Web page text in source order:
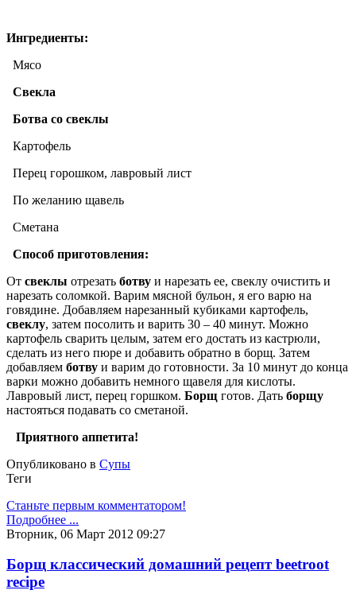
Ингредиенты:
Мясо
Свекла
Ботва со свеклы
Картофель
Перец горошком, лавровый лист
По желанию щавель
Сметана
Способ приготовления:
От свеклы отрезать ботву и нарезать ее, свеклу очистить и
нарезать соломкой. Варим мясной бульон, я его варю на
говядине. Добавляем нарезанный кубиками картофель,
свеклу, затем посолить и варить 30 – 40 минут. Можно
картофель сварить целым, затем его достать из кастрюли,
сделать из него пюре и добавить обратно в борщ. Затем
добавляем ботву и варим до готовности. За 10 минут до конца
варки можно добавить немного щавеля для кислоты.
Лавровый лист, перец горшком. Борщ готов. Дать борщу
настояться подавать со сметаной.
Приятного аппетита!
Опубликовано в Супы
Теги
Станьте первым комментатором!
Подробнее ...
Вторник, 06 Март 2012 09:27
Борщ классический домашний рецепт beetroot
recipe